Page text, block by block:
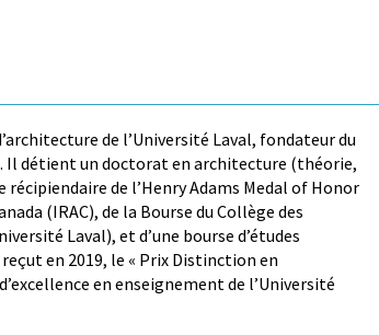
de l’Université Laval, fondateur du
Il détient un doctorat en architecture (théorie,
de l’Henry Adams Medal of Honor
(IRAC), de la Bourse du Collège des
Laval), et d’une bourse d’études
en 2019, le « Prix Distinction en
en enseignement de l’Université